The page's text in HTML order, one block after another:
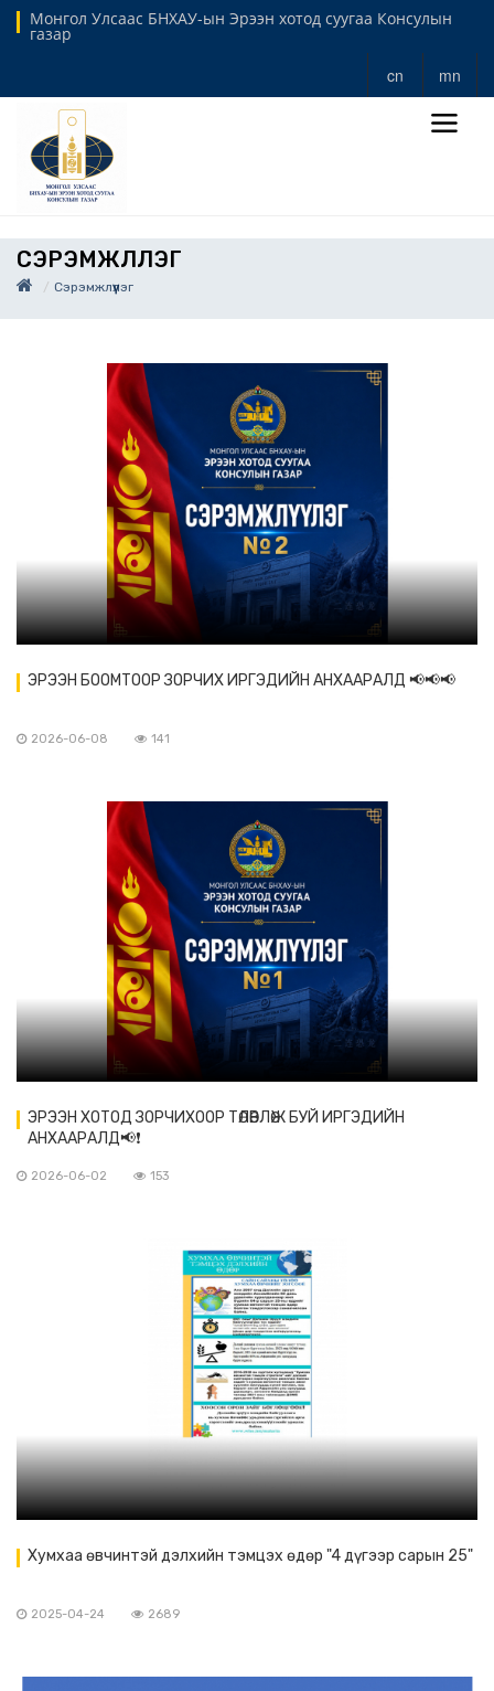
Монгол Улсаас БНХАУ-ын Эрээн хотод суугаа Консулын
газар
cn mn
СЭРЭМЖЛҮҮЛЭГ
Сэрэмжлүүлэг
ЭРЭЭН БООМТООР ЗОРЧИХ ИРГЭДИЙН АНХААРАЛД 📢📢📢
2026-06-08 141
ЭРЭЭН ХОТОД ЗОРЧИХООР ТӨЛӨВЛӨЖ БУЙ ИРГЭДИЙН
АНХААРАЛД📢❗️
2026-06-02 153
Хумхаа өвчинтэй дэлхийн тэмцэх өдөр "4 дүгээр сарын 25"
2025-04-24 2689